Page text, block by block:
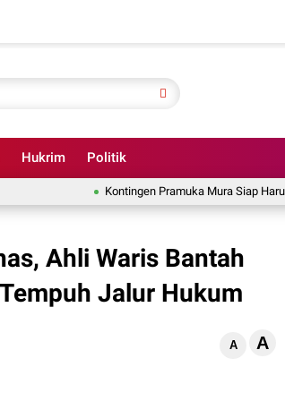
Hukrim Politik
Kontingen Pramuka Mura Siap Harumkan
Ahli Waris Bantah
Jalur Hukum
A A